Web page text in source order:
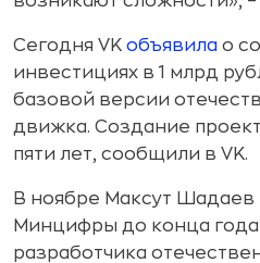
Сегодня VK объявила о
инвестициях в 1 млрд
базовой версии
движка. Создание
пяти лет, сообщили в VK.
В ноябре Максут Шадаев
Минцифры до конца года
разработчика